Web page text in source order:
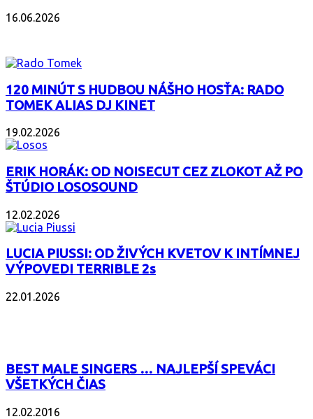
16.06.2026
120 MINÚT S HUDBOU NÁŠHO HOSŤA: RADO
TOMEK ALIAS DJ KINET
19.02.2026
ERIK HORÁK: OD NOISECUT CEZ ZLOKOT AŽ PO
ŠTÚDIO LOSOSOUND
12.02.2026
LUCIA PIUSSI: OD ŽIVÝCH KVETOV K INTÍMNEJ
VÝPOVEDI TERRIBLE 2s
22.01.2026
BEST MALE SINGERS … NAJLEPŠÍ SPEVÁCI
VŠETKÝCH ČIAS
12.02.2016